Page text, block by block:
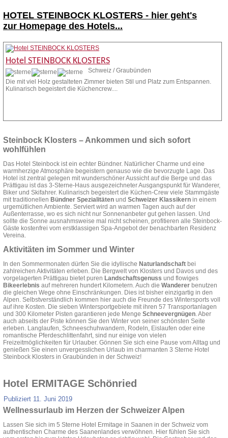
HOTEL STEINBOCK KLOSTERS - hier geht's
zur Homepage des Hotels...
Hotel STEINBOCK KLOSTERS
Schweiz / Graubünden
Die mit viel Holz gestalteten Zimmer bieten Stil und Platz zum Entspannen.
Kulinarisch begeistert die Küchencrew....
Steinbock Klosters – Ankommen und sich sofort
wohlfühlen
Das Hotel Steinbock ist ein echter Bündner. Natürlicher Charme und eine
warmherzige Atmosphäre begeistern genauso wie die bevorzugte Lage. Das
Hotel ist zentral gelegen mit wunderschöner Aussicht auf die Berge und das
Prättigau ist das 3-Sterne-Haus ausgezeichneter Ausgangspunkt für Wanderer,
Biker und Skifahrer. Kulinarisch begeistert die Küchen-Crew viele Stammgäste
mit traditionellen Bündner Spezialitäten und Schweizer Klassikern in einem
urgemütlichen Ambiente. Serviert wird an warmen Tagen auch auf der
Außenterrasse, wo es sich nicht nur Sonnenanbeter gut gehen lassen. Und
sollte die Sonne ausnahmsweise mal nicht scheinen, profitieren alle Steinbock-
Gäste kostenfrei vom erstklassigen Spa-Angebot der benachbarten Residenz
Vereina.
Aktivitäten im Sommer und Winter
In den Sommermonaten dürfen Sie die idyllische Naturlandschaft bei
zahlreichen Aktivitäten erleben. Die Bergwelt von Klosters und Davos und des
vorgelagerten Prättigau bietet puren Landschaftsgenuss und flowiges
Bikeerlebnis auf mehreren hundert Kilometern. Auch die Wanderer benutzen
die gleichen Wege ohne Einschränkungen. Dies ist bisher einzigartig in den
Alpen. Selbstverständlich kommen hier auch die Freunde des Wintersports voll
auf ihre Kosten. Die sieben Wintersportgebiete mit ihren 57 Transportanlagen
und 300 Kilometer Pisten garantieren jede Menge Schneevergnügen. Aber
auch abseits der Piste können Sie den Winter von seiner schönsten Seite
erleben. Langlaufen, Schneeschuhwandern, Rodeln, Eislaufen oder eine
romantische Pferdeschlittenfahrt, sind nur einige von vielen
Freizeitmöglichkeiten für Urlauber. Gönnen Sie sich eine Pause vom Alltag und
genießen Sie einen unvergesslichen Urlaub im charmanten 3 Sterne Hotel
Steinbock Klosters in Graubünden in der Schweiz!
Hotel ERMITAGE Schönried
Publiziert 11. Juni 2019
Wellnessurlaub im Herzen der Schweizer Alpen
Lassen Sie sich im 5 Sterne Hotel Ermitage in Saanen in der Schweiz vom
authentischen Charme des Saanenlandes verwöhnen. Hier fühlen Sie sich